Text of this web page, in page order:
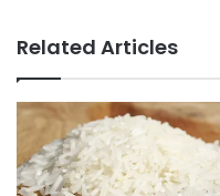
Related Articles